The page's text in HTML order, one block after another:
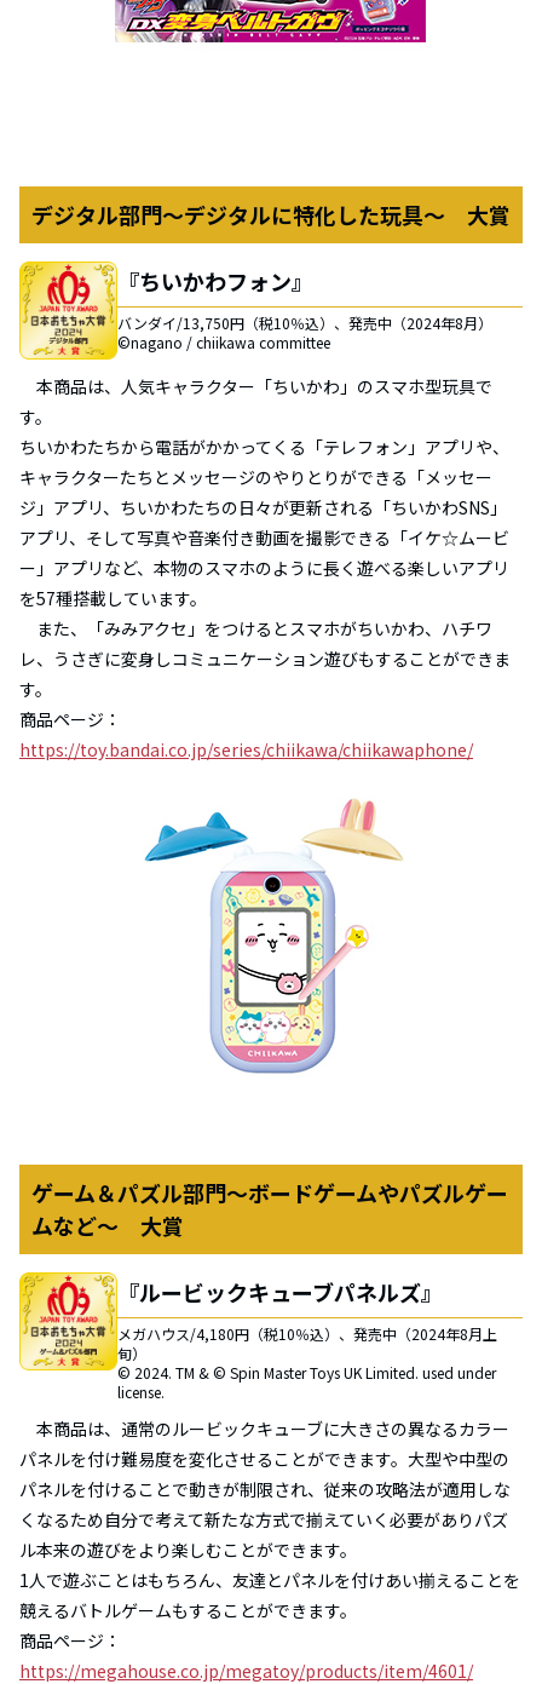
デジタル部門～デジタルに特化した玩具～ 大賞
『ちいかわフォン』
バンダイ/13,750円（税10％込）、発売中（2024年8月）
©nagano / chiikawa committee
本商品は、人気キャラクター「ちいかわ」のスマホ型玩具で
す。
ちいかわたちから電話がかかってくる「テレフォン」アプリや、
キャラクターたちとメッセージのやりとりができる「メッセー
ジ」アプリ、ちいかわたちの日々が更新される「ちいかわSNS」
アプリ、そして写真や音楽付き動画を撮影できる「イケ☆ムービ
ー」アプリなど、本物のスマホのように長く遊べる楽しいアプリ
を57種搭載しています。
また、「みみアクセ」をつけるとスマホがちいかわ、ハチワ
レ、うさぎに変身しコミュニケーション遊びもすることができま
す。
商品ページ：
https://toy.bandai.co.jp/series/chiikawa/chiikawaphone/
ゲーム＆パズル部門～ボードゲームやパズルゲー
ムなど～ 大賞
『ルービックキューブパネルズ』
メガハウス/4,180円（税10％込）、発売中（2024年8月上
旬）
© 2024. TM & © Spin Master Toys UK Limited. used under
license.
本商品は、通常のルービックキューブに大きさの異なるカラー
パネルを付け難易度を変化させることができます。大型や中型の
パネルを付けることで動きが制限され、従来の攻略法が適用しな
くなるため自分で考えて新たな方式で揃えていく必要がありパズ
ル本来の遊びをより楽しむことができます。
1人で遊ぶことはもちろん、友達とパネルを付けあい揃えることを
競えるバトルゲームもすることができます。
商品ページ：
https://megahouse.co.jp/megatoy/products/item/4601/